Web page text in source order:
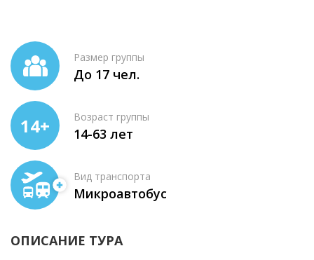
Размер группы
До 17 чел.
14+ Возраст группы
14-63 лет
Вид транспорта
Микроавтобус
ОПИСАНИЕ ТУРА